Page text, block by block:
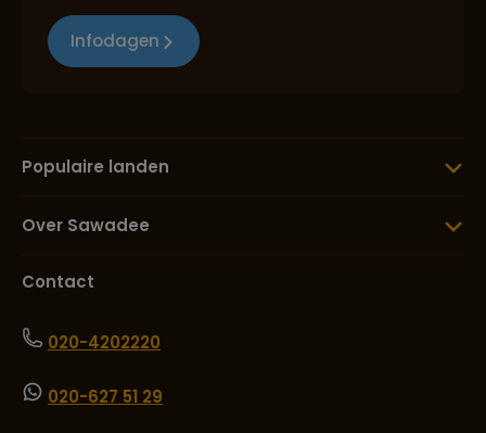
Infodagen
Populaire landen
Over Sawadee
Contact
020-4202220
020-627 51 29